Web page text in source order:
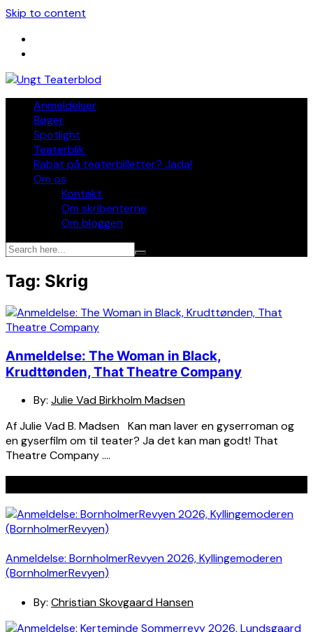
Skip to content
Anmeldelser
Bøger
Spotlight
Teaterblik
Rabat på teaterbilletter? Jada!
Om os
Kontakt
Om skribenterne
Om bloggen
Tag: Skrig
Anmeldelse: The Woman in Black,
Krudttønden, That Theatre Company
By: Julie Vad Birkholm Madsen
Af Julie Vad B. Madsen Kan man laver en gyserroman og
en gyserfilm om til teater? Ja det kan man godt! That
Theatre Company ….
Anmeldelse: BornholmerRevyen 2026, Kyllingemoderen
(BornholmerRevyen)
By: Christian Skovgaard Hansen